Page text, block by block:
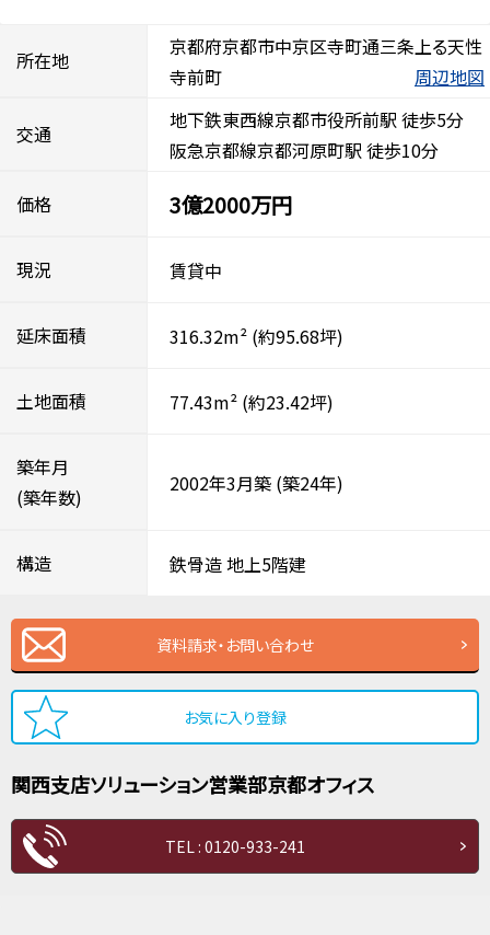
所在地
京都府京都市中京区寺町通三条上る天性
寺前町
周辺地図
交通
地下鉄東西線京都市役所前駅 徒歩5分
阪急京都線京都河原町駅 徒歩10分
価格 3億2000万円
現況 賃貸中
延床面積 316.32m² (約95.68坪)
土地面積 77.43m² (約23.42坪)
築年月
(築年数)
2002年3月築 (築24年)
構造 鉄骨造地上5階建
資料請求・お問い合わせ
お気に入り登録
関西支店ソリューション営業部京都オフィス
TEL : 0120-933-241